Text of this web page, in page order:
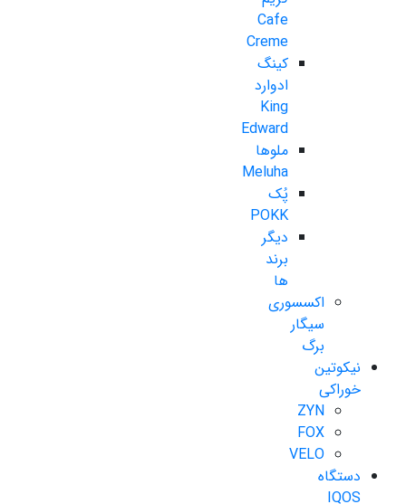
Cafe
Creme
کینگ
ادوارد
King
Edward
ملوها
Meluha
پُک
POKK
دیگر
برند
ها
اکسسوری
سیگار
برگ
نیکوتین
خوراکی
ZYN
FOX
VELO
دستگاه
IQOS